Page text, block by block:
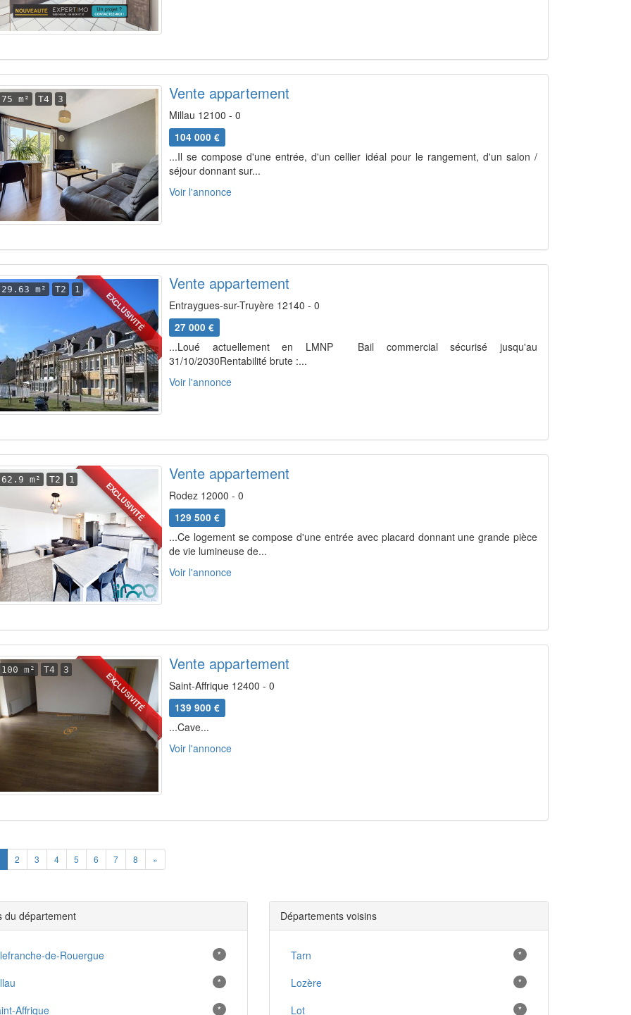
75 m² T4 3 Vente appartement
Millau 12100 - 0
104 000 €
...Il se compose d'une entrée, d'un cellier idéal pour le rangement, d'un salon /
séjour donnant sur...
Voir l'annonce
EXCLUSIVITÉ
29.63 m² T2 1 Vente appartement
Entraygues-sur-Truyère 12140 - 0
27 000 €
...Loué actuellement en LMNP  Bail commercial sécurisé jusqu'au
31/10/2030Rentabilité brute :...
Voir l'annonce
EXCLUSIVITÉ
62.9 m² T2 1 Vente appartement
Rodez 12000 - 0
129 500 €
...Ce logement se compose d'une entrée avec placard donnant une grande pièce
de vie lumineuse de...
Voir l'annonce
EXCLUSIVITÉ
100 m² T4 3 Vente appartement
Saint-Affrique 12400 - 0
139 900 €
...Cave...
Voir l'annonce
2 3 4 5 6 7 8 »
du département
de-Rouergue *
*
Affrique *
Départements voisins
Tarn *
Lozère *
Lot *